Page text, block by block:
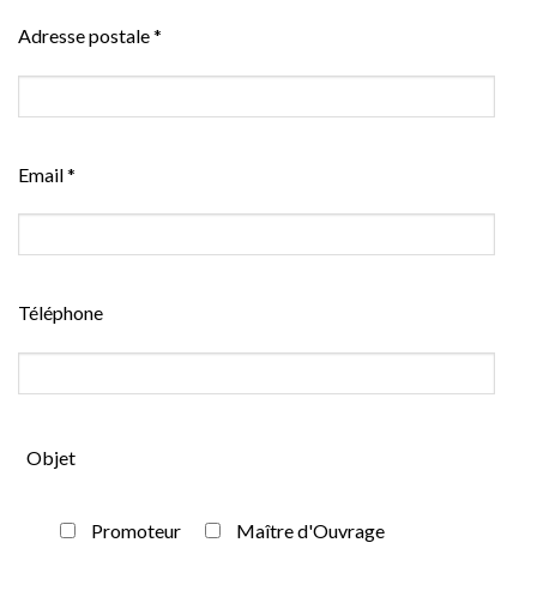
Adresse postale *
Email *
Téléphone
Objet
Promoteur Maître d'Ouvrage